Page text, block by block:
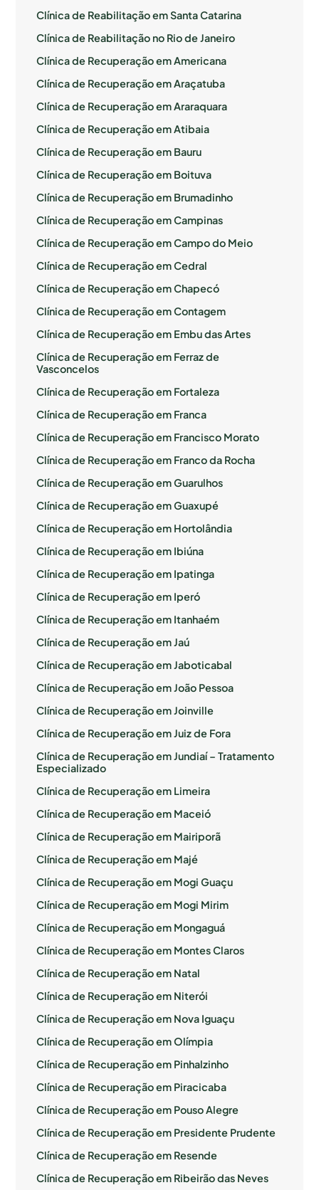
Clínica de Reabilitação em Santa Catarina
Clínica de Reabilitação no Rio de Janeiro
Clínica de Recuperação em Americana
Clínica de Recuperação em Araçatuba
Clínica de Recuperação em Araraquara
Clínica de Recuperação em Atibaia
Clínica de Recuperação em Bauru
Clínica de Recuperação em Boituva
Clínica de Recuperação em Brumadinho
Clínica de Recuperação em Campinas
Clínica de Recuperação em Campo do Meio
Clínica de Recuperação em Cedral
Clínica de Recuperação em Chapecó
Clínica de Recuperação em Contagem
Clínica de Recuperação em Embu das Artes
Clínica de Recuperação em Ferraz de
Vasconcelos
Clínica de Recuperação em Fortaleza
Clínica de Recuperação em Franca
Clínica de Recuperação em Francisco Morato
Clínica de Recuperação em Franco da Rocha
Clínica de Recuperação em Guarulhos
Clínica de Recuperação em Guaxupé
Clínica de Recuperação em Hortolândia
Clínica de Recuperação em Ibiúna
Clínica de Recuperação em Ipatinga
Clínica de Recuperação em Iperó
Clínica de Recuperação em Itanhaém
Clínica de Recuperação em Jaú
Clínica de Recuperação em Jaboticabal
Clínica de Recuperação em João Pessoa
Clínica de Recuperação em Joinville
Clínica de Recuperação em Juiz de Fora
Clínica de Recuperação em Jundiaí – Tratamento
Especializado
Clínica de Recuperação em Limeira
Clínica de Recuperação em Maceió
Clínica de Recuperação em Mairiporã
Clínica de Recuperação em Majé
Clínica de Recuperação em Mogi Guaçu
Clínica de Recuperação em Mogi Mirim
Clínica de Recuperação em Mongaguá
Clínica de Recuperação em Montes Claros
Clínica de Recuperação em Natal
Clínica de Recuperação em Niterói
Clínica de Recuperação em Nova Iguaçu
Clínica de Recuperação em Olímpia
Clínica de Recuperação em Pinhalzinho
Clínica de Recuperação em Piracicaba
Clínica de Recuperação em Pouso Alegre
Clínica de Recuperação em Presidente Prudente
Clínica de Recuperação em Resende
Clínica de Recuperação em Ribeirão das Neves